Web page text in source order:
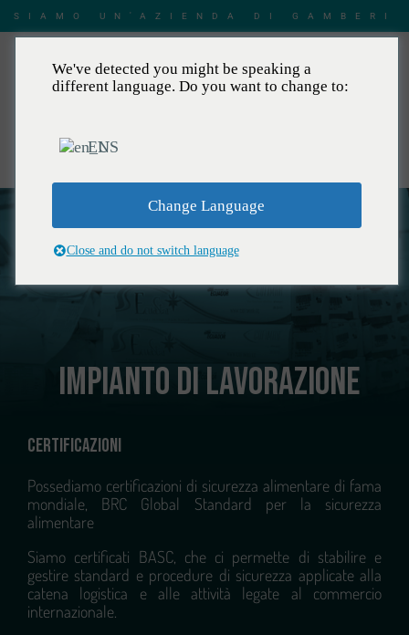
SIAMO UN'AZIENDA DI GAMBERI
IT
IMPIANTO DI LAVORAZIONE
CERTIFICAZIONI
Possediamo certificazioni di sicurezza alimentare di fama
mondiale, BRC Global Standard per la sicurezza
alimentare
Siamo certificati BASC, che ci permette di stabilire e
gestire standard e procedure di sicurezza applicate alla
catena logistica e alle attività legate al commercio
internazionale.
We've detected you might be speaking a
different language. Do you want to change to:
EN
Change Language
Close and do not switch language